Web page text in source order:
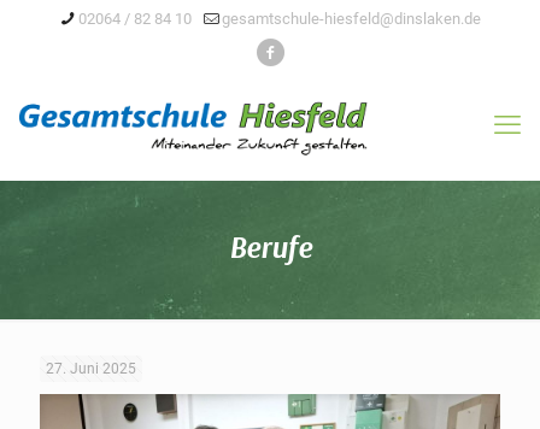
02064 / 82 84 10 gesamtschule-hiesfeld@dinslaken.de
Berufe
27. Juni 2025